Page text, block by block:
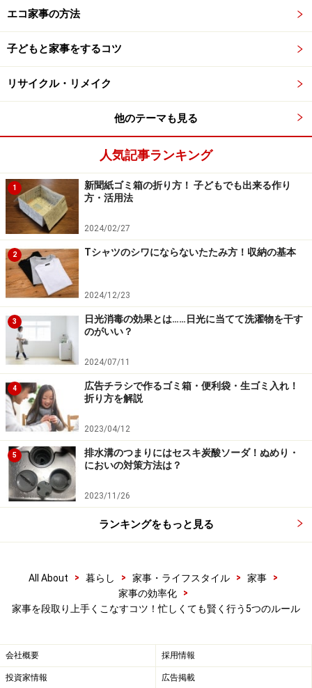
どになります。
2の例としては、帰宅後慌てて今晩の夕飯を作りながら
（優先順位高め）明日の朝食やお弁当のおかずも途中ま
買う時に（優先順位高め）一緒に配達してもらえる重い
物（優先順位低め）を注文する。子供が散らかしたおも
ちゃや絵本を片付けながら（優先順位高め）そろそろ処
分するものは無いかチェックして（優先順位低め）処分
する。
3は、夫や子供に上手に家事を手伝ってもらうようにし
ています。子供たちには「はい、これお願いね～」「こ
れは、○○ちゃんの担当ねっ！」と声をかけ、夫には「洗
濯と掃除どっちが良い？」「ご飯つくるのと片付けるの
どっちが良い？」と手伝ってもらうことが前提の会話に
しちゃいます。
4は、ちょっと早めに考えて段取りをしていたら、お店
に行くのが1回で済んだり、面倒な作業が1回で済んだり
します。だから、なるべく早め早めに考えて行動するの
はベターなタイミングで。
5は、まず、気軽にできる事として、食材は宅配を利用
しています。生協や産地直送で注文したり、毎月必ず届
いて欲しい物はそのように登録しています。仕事での買
い物も最近はネットスーパーを利用して、重い物を運ぶ
手間と時間をカットしているので、撮影が続いても、食
しかも、私が利用しているサミットのネットスーパーだ
を配達日違いで注文しておけるので、ここでも時間をカ
ット。2の優先順位の高い物と低い物とのセット、早め
に考えて行動するにもつながる行動です。クリーニング
エコ家事の方法
子どもと家事をするコツ
リサイクル・リメイク
他のテーマも見る
人気記事ランキング
1
新聞紙ゴミ箱の折り方！ 子どもでも出来る作り
方・活用法
2024/02/27
2 Tシャツのシワにならないたたみ方！収納の基本
2024/12/23
3
日光消毒の効果とは……日光に当てて洗濯物を干す
のがいい？
2024/07/11
4
広告チラシで作るゴミ箱・便利袋・生ゴミ入れ！
折り方を解説
2023/04/12
5
排水溝のつまりにはセスキ炭酸ソーダ！ぬめり・
においの対策方法は？
2023/11/26
ランキングをもっと見る
All About > 暮らし > 家事・ライフスタイル > 家事
>
家事の効率化
>
家事を段取り上手くこなすコツ！忙しくても賢く行う5つのルール
会社概要 採用情報
投資家情報 広告掲載